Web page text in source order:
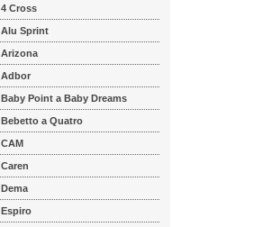
4 Cross
Alu Sprint
Arizona
Adbor
Baby Point a Baby Dreams
Bebetto a Quatro
CAM
Caren
Dema
Espiro